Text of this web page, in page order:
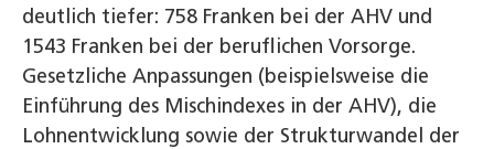
deutlich tiefer: 758 Franken bei der AHV und
1543 Franken bei der beruflichen Vorsorge.
Gesetzliche Anpassungen (beispielsweise die
Einführung des Mischindexes in der AHV), die
Lohnentwicklung sowie der Strukturwandel der